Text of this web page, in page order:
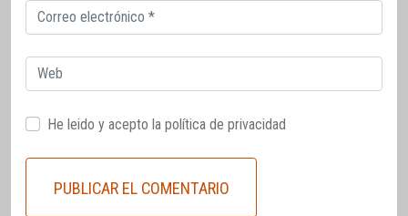
Correo
electrónico
Web
He leido y acepto la política de privacidad